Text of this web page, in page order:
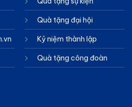
Quà tặng đại hội
Kỷ niệm thành lập
Quà tặng công đoàn